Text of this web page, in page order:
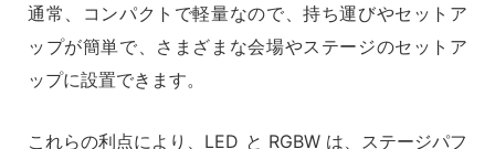
通常、コンパクトで軽量なので、持ち運びやセットア
ップが簡単で、さまざまな会場やステージのセットア
ップに設置できます。
これらの利点により、LED と RGBW は、ステージパフ